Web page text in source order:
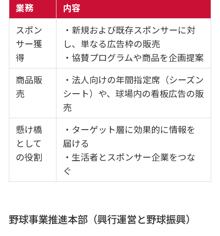
業務
内容
スポン
サー獲
得
・新規および既存スポンサーに対
し、単なる広告枠の販売
・協賛プログラムや商品を企画提案
商品販
売
・法人向けの年間指定席（シーズン
シート）や、球場内の看板広告の販
売
懸け橋
として
の役割
・ターゲット層に効果的に情報を
届ける
・生活者とスポンサー企業をつな
ぐ
野球事業推進本部（興行運営と野球振興）